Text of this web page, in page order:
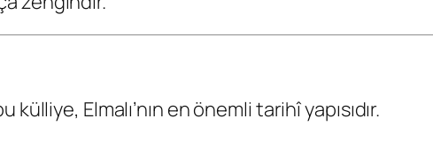
külliye, Elmalı’nın en önemli tarihî yapısıdır.